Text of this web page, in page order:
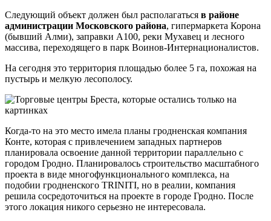
Следующий объект должен был располагаться в районе
администрации Московского района, гипермаркета Корона
(бывший Алми), заправки А100, реки Мухавец и лесного
массива, переходящего в парк Воинов-Интернационалистов.
На сегодня это территория площадью более 5 га, похожая на
пустырь и мелкую лесополосу.
Когда-то на это место имела планы гродненская компания
Конте, которая с привлечением западных партнеров
планировала освоение данной территории параллельно с
городом Гродно. Планировалось строительство масштабного
проекта в виде многофункционального комплекса, на
подобии гродненского ТRINITI, но в реалии, компания
решила сосредоточиться на проекте в городе Гродно. После
этого локация никого серьезно не интересовала.